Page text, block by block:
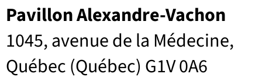
Pavillon Alexandre-Vachon
1045, avenue de la Médecine,
Québec (Québec) G1V 0A6